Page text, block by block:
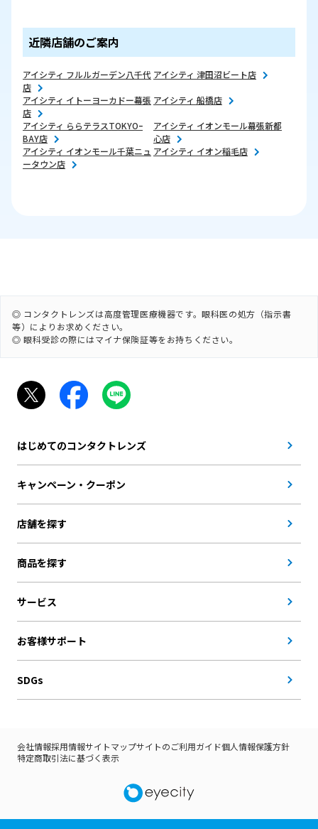
近隣店舗のご案内
アイシティ フルルガーデン八千代
店
アイシティ 津田沼ビート店
アイシティ イトーヨーカドー幕張
店
アイシティ 船橋店
アイシティ ららテラスTOKYOｰ
BAY店
アイシティ イオンモール幕張新都
心店
アイシティ イオンモール千葉ニュ
ータウン店
アイシティ イオン稲毛店
◎ コンタクトレンズは高度管理医療機器です。眼科医の処方（指示書
等）によりお求めください。
◎ 眼科受診の際にはマイナ保険証等をお持ちください。
はじめてのコンタクトレンズ
キャンペーン・クーポン
店舗を探す
商品を探す
サービス
お客様サポート
SDGs
会社情報採用情報サイトマップサイトのご利用ガイド個人情報保護方針
特定商取引法に基づく表示